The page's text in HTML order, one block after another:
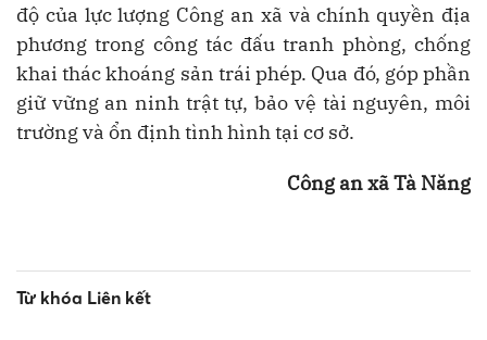
độ của lực lượng Công an xã và chính quyền địa
phương trong công tác đấu tranh phòng, chống
khai thác khoáng sản trái phép. Qua đó, góp phần
giữ vững an ninh trật tự, bảo vệ tài nguyên, môi
trường và ổn định tình hình tại cơ sở.
Công an xã Tà Năng
Từ khóa Liên kết